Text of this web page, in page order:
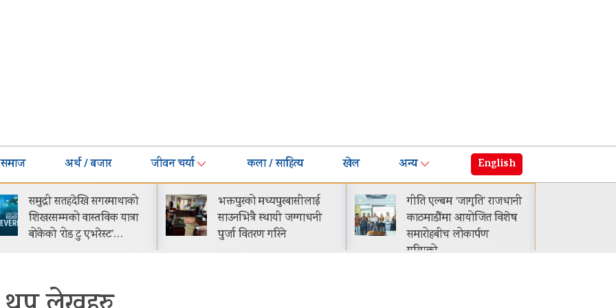
समाज अर्थ / बजार जीवन चर्या कला / साहित्य खेल अन्य English
भक्तपुरको मध्यपुरबासीलाई
साउनभित्रै स्थायी जग्गाधनी
पुर्जा वितरण गरिने
गीति एल्बम ‘जागृति’ राजधानी
काठमाडौंमा आयोजित विशेष
समारोहबीच लोकार्पण
नेपालमा प्रोटोन इ.मास ५
सार्वजनिक सुरुवाती मूल्य रू.
२९.९९ लाख